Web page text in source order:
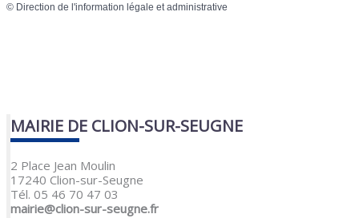
© Direction de l'information légale et administrative
MAIRIE DE CLION-SUR-SEUGNE
2 Place Jean Moulin
17240 Clion-sur-Seugne
Tél. 05 46 70 47 03
mairie@clion-sur-seugne.fr